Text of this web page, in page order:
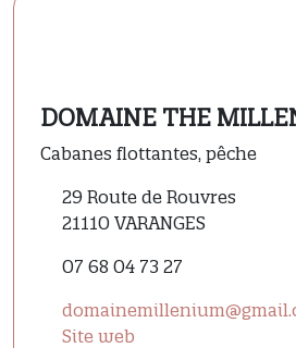
DOMAINE THE
Cabanes flottantes, pêche
29 Route de Rouvres
21110 VARANGES
07 68 04 73 27
Site web